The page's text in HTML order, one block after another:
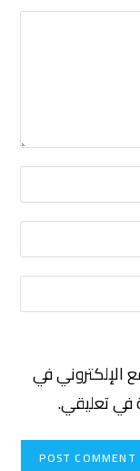
الإلكتروني في
في تعليقي.